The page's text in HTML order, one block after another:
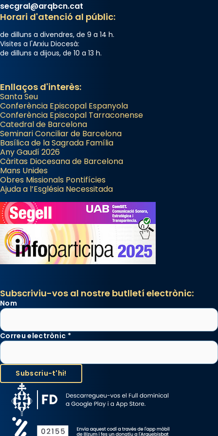
secgral@arqbcn.cat
Horari d'atenció al públic:
de dilluns a divendres, de 9 a 14 h.
Visites a l'Arxiu Diocesà:
de dilluns a dijous, de 10 a 13 h.
Enllaços d'interès:
Santa Seu
Conferència Episcopal Espanyola
Conferència Episcopal Tarraconense
Catedral de Barcelona
Seminari Conciliar de Barcelona
Basílica de la Sagrada Família
Any Gaudí 2026
Càritas Diocesana de Barcelona
Mans Unides
Obres Missionals Pontifícies
Ajuda a l’Església Necessitada
Subscriviu-vos al nostre butlletí electrònic:
Nom
Correu electrònic *